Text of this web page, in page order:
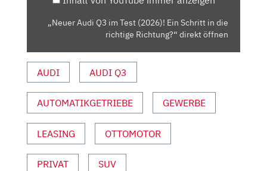
SCHRITT
RICHTUNG?“
VON
ANZEIGEN
„Neuer Audi Q3 im Test (2026)! Ein Schritt in die
richtige Richtung?“ direkt öffnen
AUDI AUDI Q3
AUTOMATIKGETRIEBE GEWERBE
LEASING OTTOMOTOR
PRIVAT SUV